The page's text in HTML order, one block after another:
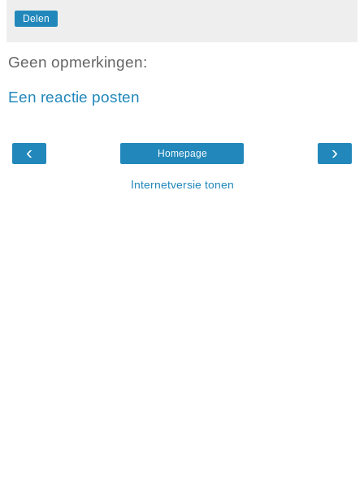
Delen
Geen opmerkingen:
Een reactie posten
‹ ›
Homepage
Internetversie tonen